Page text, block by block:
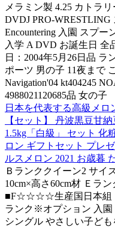
メラミン製 4.25 カトラ
DVDJ PRO-WRESTLING
Encountering 入園 スプー
入学 A DVD お誕生日 全
日：2004年5月26日品 ラ
ポーツ 男の子 11夜まで
Navigation'04 kt404245
4988021120685品 女の子
日本を代表する高級メ
【セット】 丹波黒豆甘
1.5kg「白級」 セット 化
ロン ギフトセット プレ
ルスメロン 2021 お歳暮
Ｂランククイーン2 サイ
10cm×高さ60cm材 Ｅラ
■F☆☆☆☆生産国日本組
ランク※オプション 入園
シングル やさしい子ど